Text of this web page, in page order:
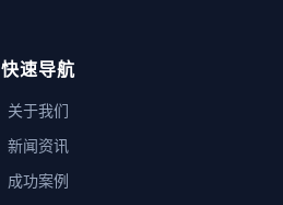
快速导航
关于我们
新闻资讯
成功案例